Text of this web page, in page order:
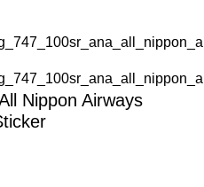
Nippon Airways